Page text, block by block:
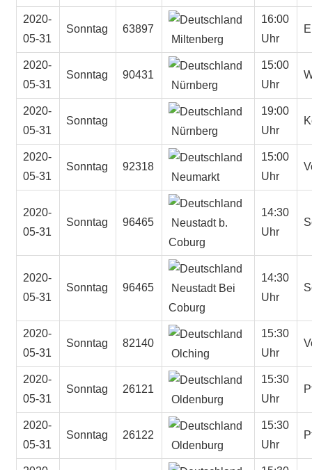
2020-
05-31
Sonntag
63897
Miltenberg
16:00
Uhr
2020-
05-31
Sonntag
90431
Nürnberg
15:00
Uhr
2020-
05-31
Sonntag
Nürnberg
19:00
Uhr
2020-
05-31
Sonntag
92318
Neumarkt
15:00
Uhr
2020-
05-31
Sonntag 96465
Neustadt b.
Coburg
14:30
Uhr
2020-
05-31
Sonntag 96465
Neustadt Bei
Coburg
14:30
Uhr
2020-
05-31
Sonntag
82140
Olching
15:30
Uhr
2020-
05-31
Sonntag
26121
Oldenburg
15:30
Uhr
2020-
05-31
Sonntag
26122
Oldenburg
15:30
Uhr